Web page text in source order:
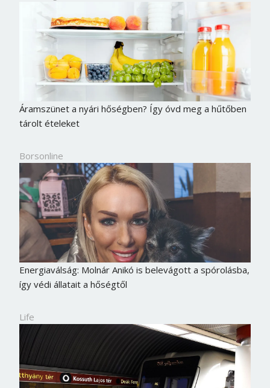
Áramszünet a nyári hőségben? Így óvd meg a hűtőben
tárolt ételeket
Borsonline
Energiaválság: Molnár Anikó is belevágott a spórolásba,
így védi állatait a hőségtől
Life